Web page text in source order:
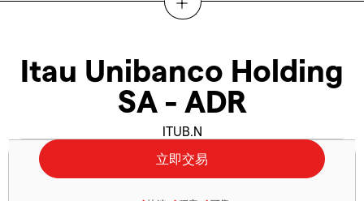
Itau Unibanco Holding
SA - ADR
ITUB.N